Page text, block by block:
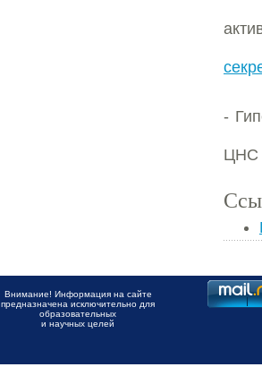
-
ЦНС
Внимание! Информация на сайте
предназначена исключительно для
образовательных
и научных целей